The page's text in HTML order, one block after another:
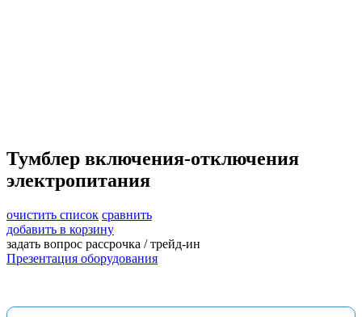
Тумблер включения-отключения
электропитания
очистить список сравнить
добавить в корзину
задать вопрос рассрочка / трейд-ин
Презентация оборудования